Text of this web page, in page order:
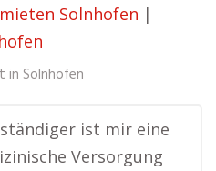
Solnhofen |
in Solnhofen
ist mir eine
Versorgung